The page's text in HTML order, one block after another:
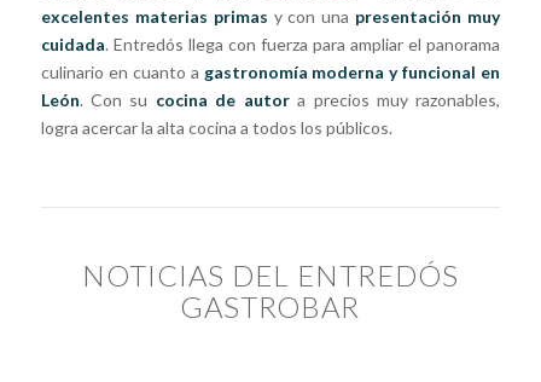
excelentes materias primas y con una presentación muy
cuidada. Entredós llega con fuerza para ampliar el panorama
culinario en cuanto a gastronomía moderna y funcional en
León. Con su cocina de autora precios muy razonables,
logra acercar la alta cocina a todos los públicos.
NOTICIAS DEL ENTREDÓS
GASTROBAR